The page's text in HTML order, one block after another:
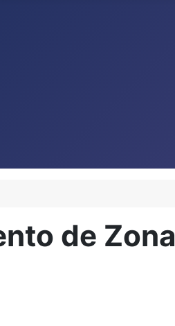
de Zona